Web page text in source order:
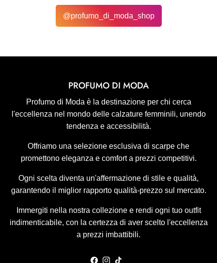
@profumo_di_moda_shop
PROFUMO DI MODA
Profumo di Moda è la destinazione per chi cerca
l'eccellenza nel mondo delle calzature femminili, unendo
tendenza e accessibilità.
Offriamo una selezione esclusiva di scarpe che
promettono eleganza e comfort a prezzi competitivi.
Ogni scelta diventa un'affermazione di stile e qualità,
garantendo il miglior rapporto qualità-prezzo sul mercato.
Immergiti nella nostra collezione e rendi ogni tuo outfit
indimenticabile, con la certezza di aver scelto l'eccellenza
a prezzi imbattibili.